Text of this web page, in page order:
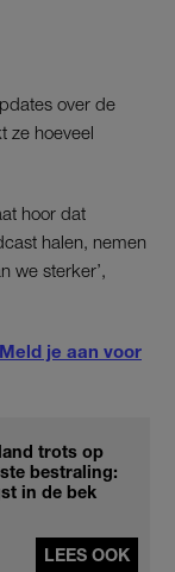
over de
ze hoeveel
hoor dat
halen, nemen
we sterker’,
Meld je aan voor
trots op
bestraling:
in de bek
LEES OOK